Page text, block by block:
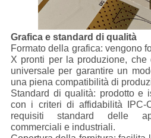
Grafica e standard di qualità
Formato della grafica: vengono
X pronti per la produzione,
universale per garantire un
una piena compatibilità di
Standard di qualità: prodotto e
con i criteri di affidabilità IPC-
requisiti standard delle
commerciali e industriali.